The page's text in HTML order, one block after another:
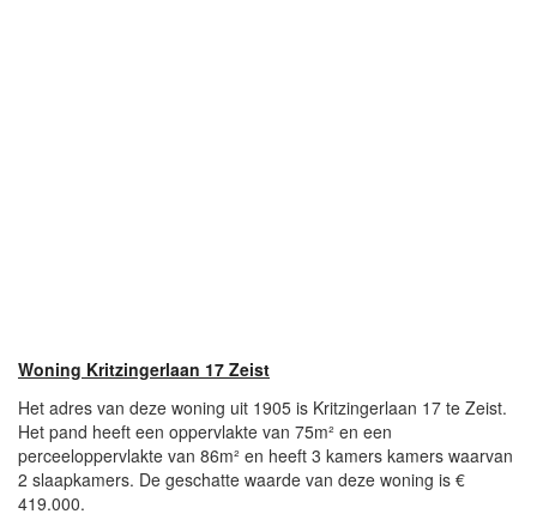
Woning Kritzingerlaan 17 Zeist
Het adres van deze woning uit 1905 is Kritzingerlaan 17 te Zeist.
Het pand heeft een oppervlakte van 75m² en een
perceeloppervlakte van 86m² en heeft 3 kamers kamers waarvan
2 slaapkamers. De geschatte waarde van deze woning is €
419.000.